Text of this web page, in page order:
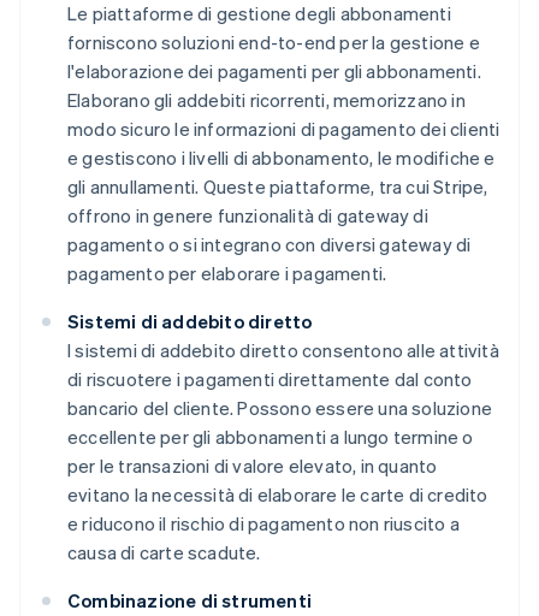
Le piattaforme di gestione degli abbonamenti
forniscono soluzioni end-to-end per la gestione e
l'elaborazione dei pagamenti per gli abbonamenti.
Elaborano gli addebiti ricorrenti, memorizzano in
modo sicuro le informazioni di pagamento dei clienti
e gestiscono i livelli di abbonamento, le modifiche e
gli annullamenti. Queste piattaforme, tra cui Stripe,
offrono in genere funzionalità di gateway di
pagamento o si integrano con diversi gateway di
pagamento per elaborare i pagamenti.
Sistemi di addebito diretto
I sistemi di addebito diretto consentono alle attività
di riscuotere i pagamenti direttamente dal conto
bancario del cliente. Possono essere una soluzione
eccellente per gli abbonamenti a lungo termine o
per le transazioni di valore elevato, in quanto
evitano la necessità di elaborare le carte di credito
e riducono il rischio di pagamento non riuscito a
causa di carte scadute.
Combinazione di strumenti